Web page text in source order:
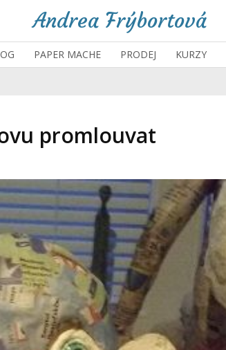
Andrea Frýbortová
PAPER MACHE PRODEJ KURZY
promlouvat